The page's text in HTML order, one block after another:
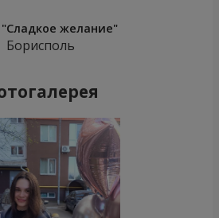
"Сладкое желание"
Борисполь